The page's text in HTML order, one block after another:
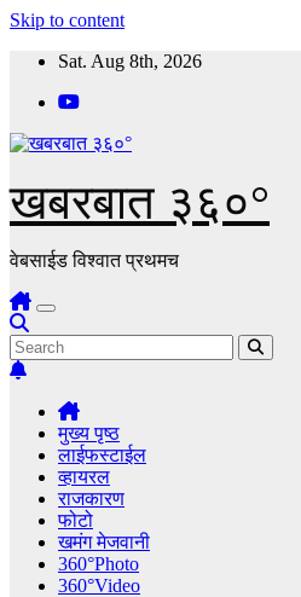
Skip to content
Sat. Aug 8th, 2026
खबरबात ३६०°
वेबसाईड विश्वात प्रथमच
मुख्य पृष्ठ
लाईफस्टाईल
व्हायरल
राजकारण
फोटो
खमंग मेजवानी
360°Photo
360°Video